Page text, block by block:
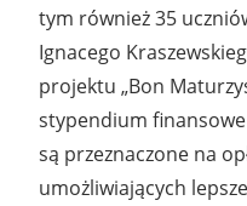
tym również 35
Ignacego
projektu „Bon
stypendium finansowe
są przeznaczone na
umożliwiających